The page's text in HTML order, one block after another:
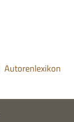
Autorenlexikon